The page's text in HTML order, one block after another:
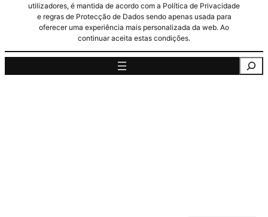
utilizadores, é mantida de acordo com a Política de Privacidade
e regras de Protecção de Dados sendo apenas usada para
oferecer uma experiência mais personalizada da web. Ao
continuar aceita estas condições.